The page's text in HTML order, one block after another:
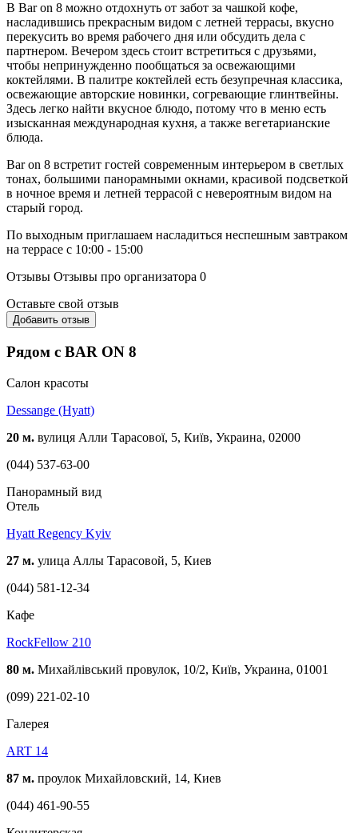
В Bar on 8 можно отдохнуть от забот за чашкой кофе,
насладившись прекрасным видом с летней террасы, вкусно
перекусить во время рабочего дня или обсудить дела с
партнером. Вечером здесь стоит встретиться с друзьями,
чтобы непринужденно пообщаться за освежающими
коктейлями. В палитре коктейлей есть безупречная классика,
освежающие авторские новинки, согревающие глинтвейны.
Здесь легко найти вкусное блюдо, потому что в меню есть
изысканная международная кухня, а также вегетарианские
блюда.
Bar on 8 встретит гостей современным интерьером в светлых
тонах, большими панорамными окнами, красивой подсветкой
в ночное время и летней террасой с невероятным видом на
старый город.
По выходным приглашаем насладиться неспешным завтраком
на террасе с 10:00 - 15:00
Отзывы Отзывы про организатора 0
Оставьте свой отзыв
Добавить отзыв
Рядом с BAR ON 8
Cалон красоты
Dessange (Hyatt)
20 м. вулиця Алли Тарасової, 5, Київ, Украина, 02000
(044) 537-63-00
Панорамный вид
Отель
Hyatt Regency Kyiv
27 м. улица Аллы Тарасовой, 5, Киев
(044) 581-12-34
Кафе
RockFellow 210
80 м. Михайлівський провулок, 10/2, Київ, Украина, 01001
(099) 221-02-10
Галерея
ART 14
87 м. проулок Михайловский, 14, Киев
(044) 461-90-55